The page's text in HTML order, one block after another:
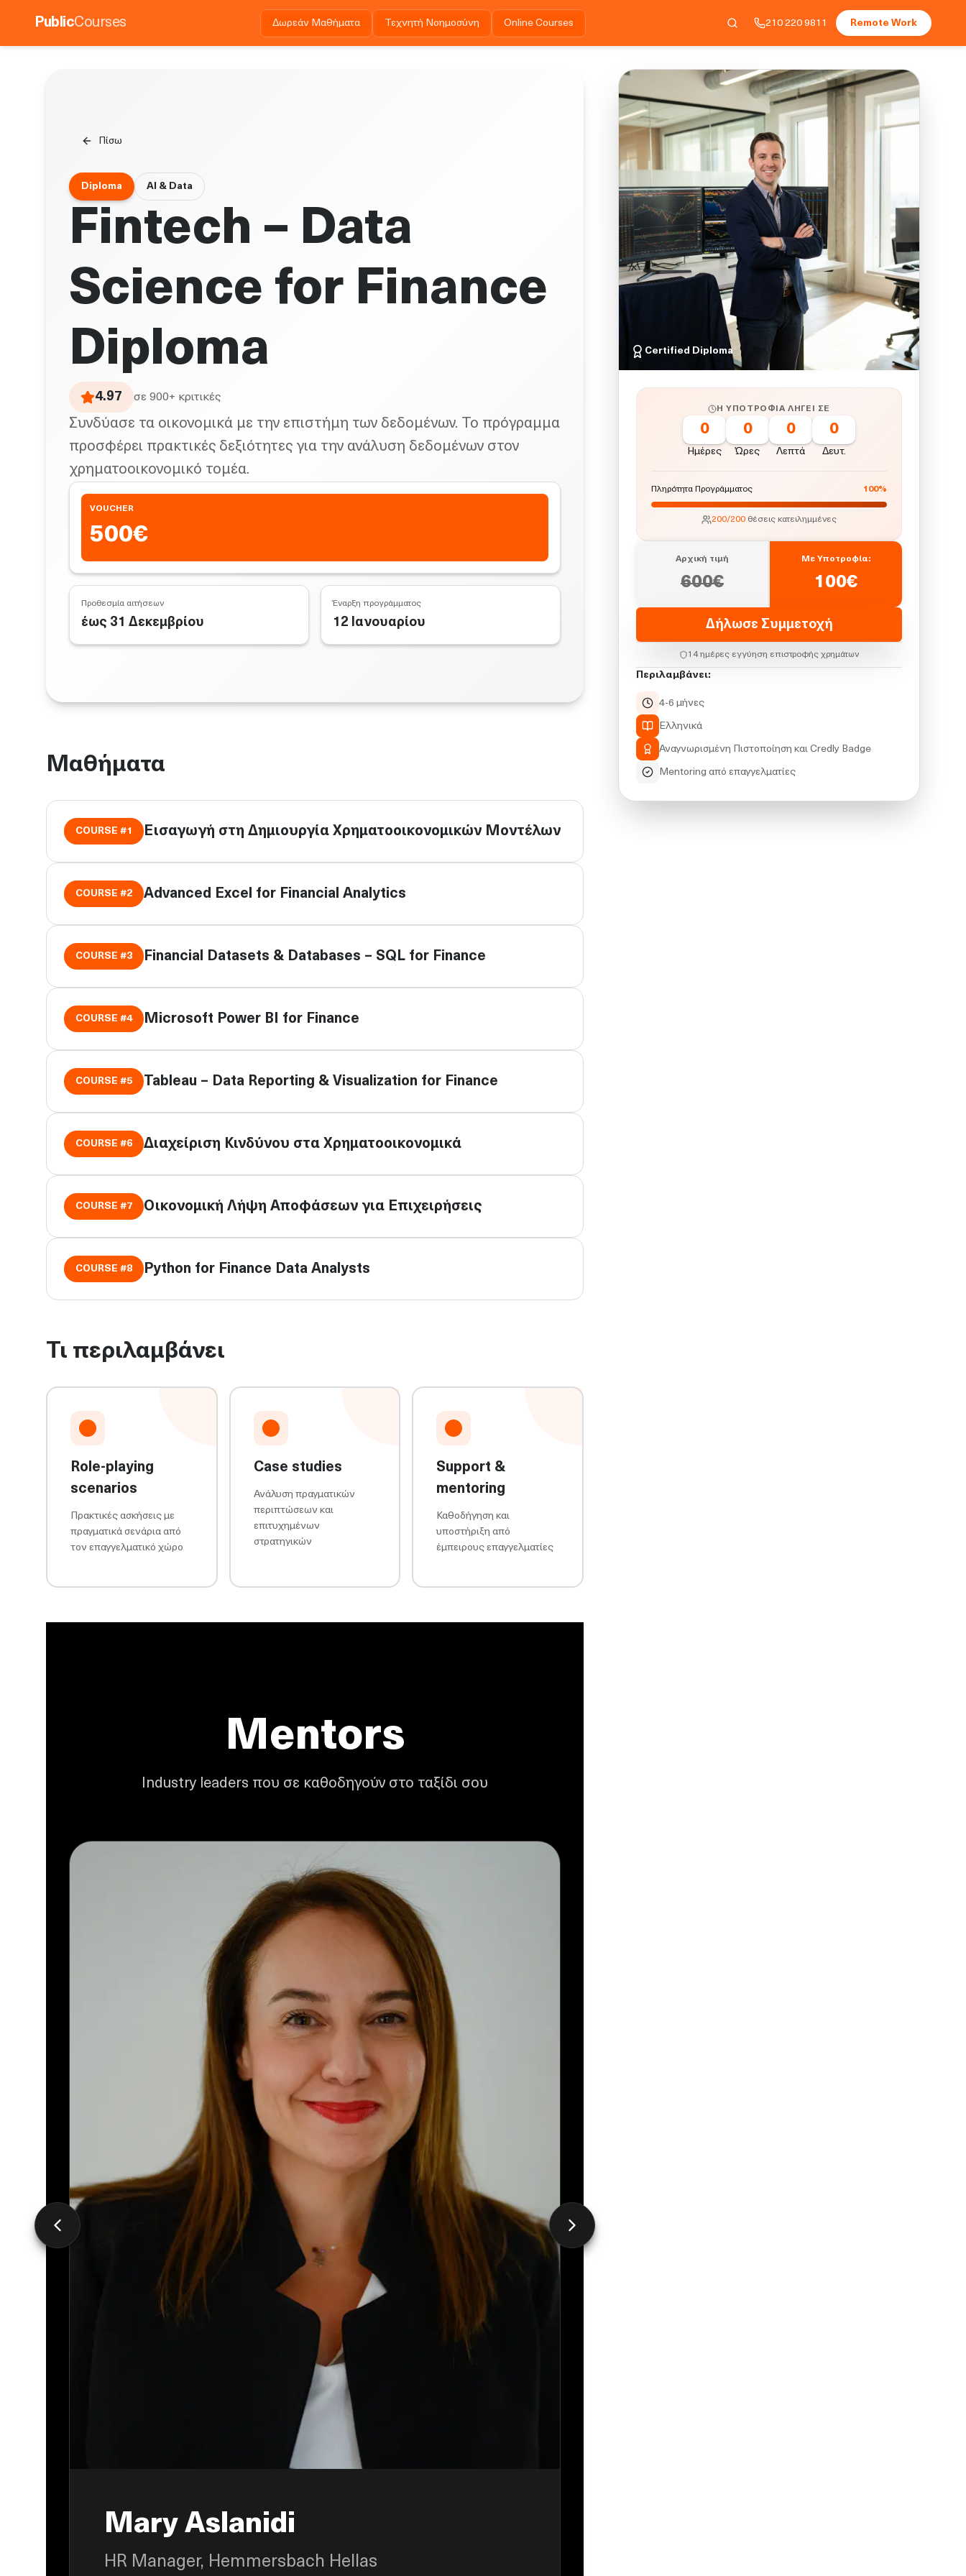
PublicCourses Δωρεάν Μαθήματα Τεχνητή Νοημοσύνη Online Courses 210 220 9811 Remote Work
Πίσω
Diploma AI & Data
Fintech – Data
Science for Finance
Diploma
4.97 σε 900+ κριτικές
Συνδύασε τα οικονομικά με την επιστήμη των δεδομένων. Το πρόγραμμα
προσφέρει πρακτικές δεξιότητες για την ανάλυση δεδομένων στον
χρηματοοικονομικό τομέα.
VOUCHER
500€
Προθεσμία αιτήσεων
έως 31 Δεκεμβρίου
Έναρξη προγράμματος
12 Ιανουαρίου
Μαθήματα
COURSE #1 Εισαγωγή στη Δημιουργία Χρηματοοικονομικών Μοντέλων
COURSE #2 Advanced Excel for Financial Analytics
COURSE #3 Financial Datasets & Databases – SQL for Finance
COURSE #4 Microsoft Power BI for Finance
COURSE #5 Tableau – Data Reporting & Visualization for Finance
COURSE #6 Διαχείριση Κινδύνου στα Χρηματοοικονομικά
COURSE #7 Οικονομική Λήψη Αποφάσεων για Επιχειρήσεις
COURSE #8 Python for Finance Data Analysts
Τι περιλαμβάνει
Role-playing
scenarios
Πρακτικές ασκήσεις με
πραγματικά σενάρια από
τον επαγγελματικό χώρο
Case studies
Ανάλυση πραγματικών
περιπτώσεων και
επιτυχημένων
στρατηγικών
Support &
mentoring
Καθοδήγηση και
υποστήριξη από
έμπειρους επαγγελματίες
Mentors
Industry leaders που σε καθοδηγούν στο ταξίδι σου
Mary Aslanidi
HR Manager, Hemmersbach Hellas
Certified Diploma
Η ΥΠΟΤΡΟΦΊΑ ΛΉΓΕΙ ΣΕ
0
Ημέρες
0
Ώρες
0
Λεπτά
0
Δευτ.
Πληρότητα Προγράμματος 100%
200/200 θέσεις κατειλημμένες
Αρχική τιμή
600€
Με Υποτροφία:
100€
Δήλωσε Συμμετοχή
14 ημέρες εγγύηση επιστροφής χρημάτων
Περιλαμβάνει:
4-6 μήνες
Ελληνικά
Αναγνωρισμένη Πιστοποίηση και Credly Badge
Mentoring από επαγγελματίες